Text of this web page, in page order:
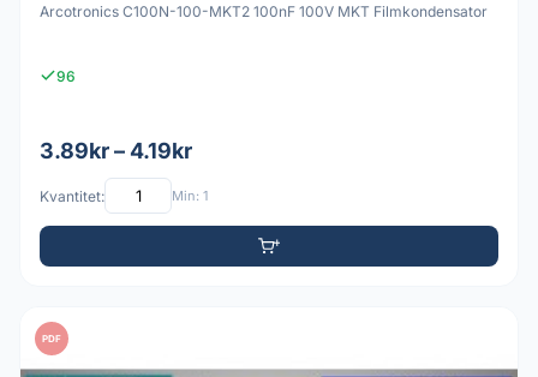
Arcotronics C100N-100-MKT2 100nF 100V MKT Filmkondensator
96
3.89kr – 4.19kr
Kvantitet: Min: 1
PDF